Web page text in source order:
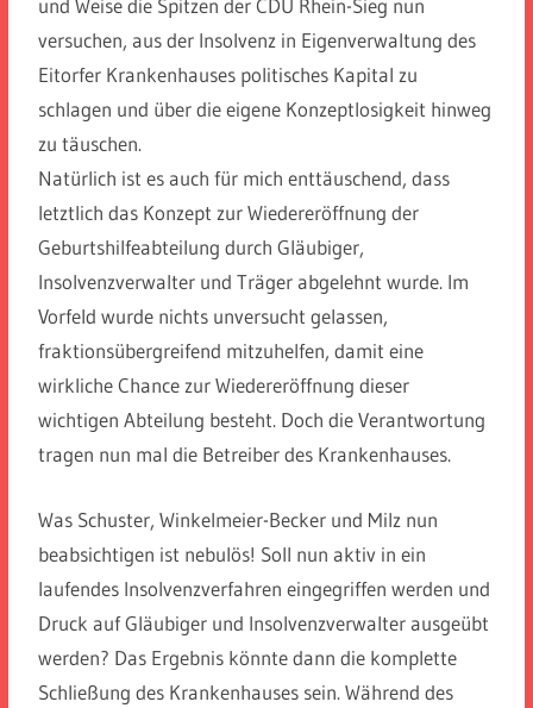
und Weise die Spitzen der CDU Rhein-Sieg nun
versuchen, aus der Insolvenz in Eigenverwaltung des
Eitorfer Krankenhauses politisches Kapital zu
schlagen und über die eigene Konzeptlosigkeit hinweg
zu täuschen.
Natürlich ist es auch für mich enttäuschend, dass
letztlich das Konzept zur Wiedereröffnung der
Geburtshilfeabteilung durch Gläubiger,
Insolvenzverwalter und Träger abgelehnt wurde. Im
Vorfeld wurde nichts unversucht gelassen,
fraktionsübergreifend mitzuhelfen, damit eine
wirkliche Chance zur Wiedereröffnung dieser
wichtigen Abteilung besteht. Doch die Verantwortung
tragen nun mal die Betreiber des Krankenhauses.
Was Schuster, Winkelmeier-Becker und Milz nun
beabsichtigen ist nebulös! Soll nun aktiv in ein
laufendes Insolvenzverfahren eingegriffen werden und
Druck auf Gläubiger und Insolvenzverwalter ausgeübt
werden? Das Ergebnis könnte dann die komplette
Schließung des Krankenhauses sein. Während des